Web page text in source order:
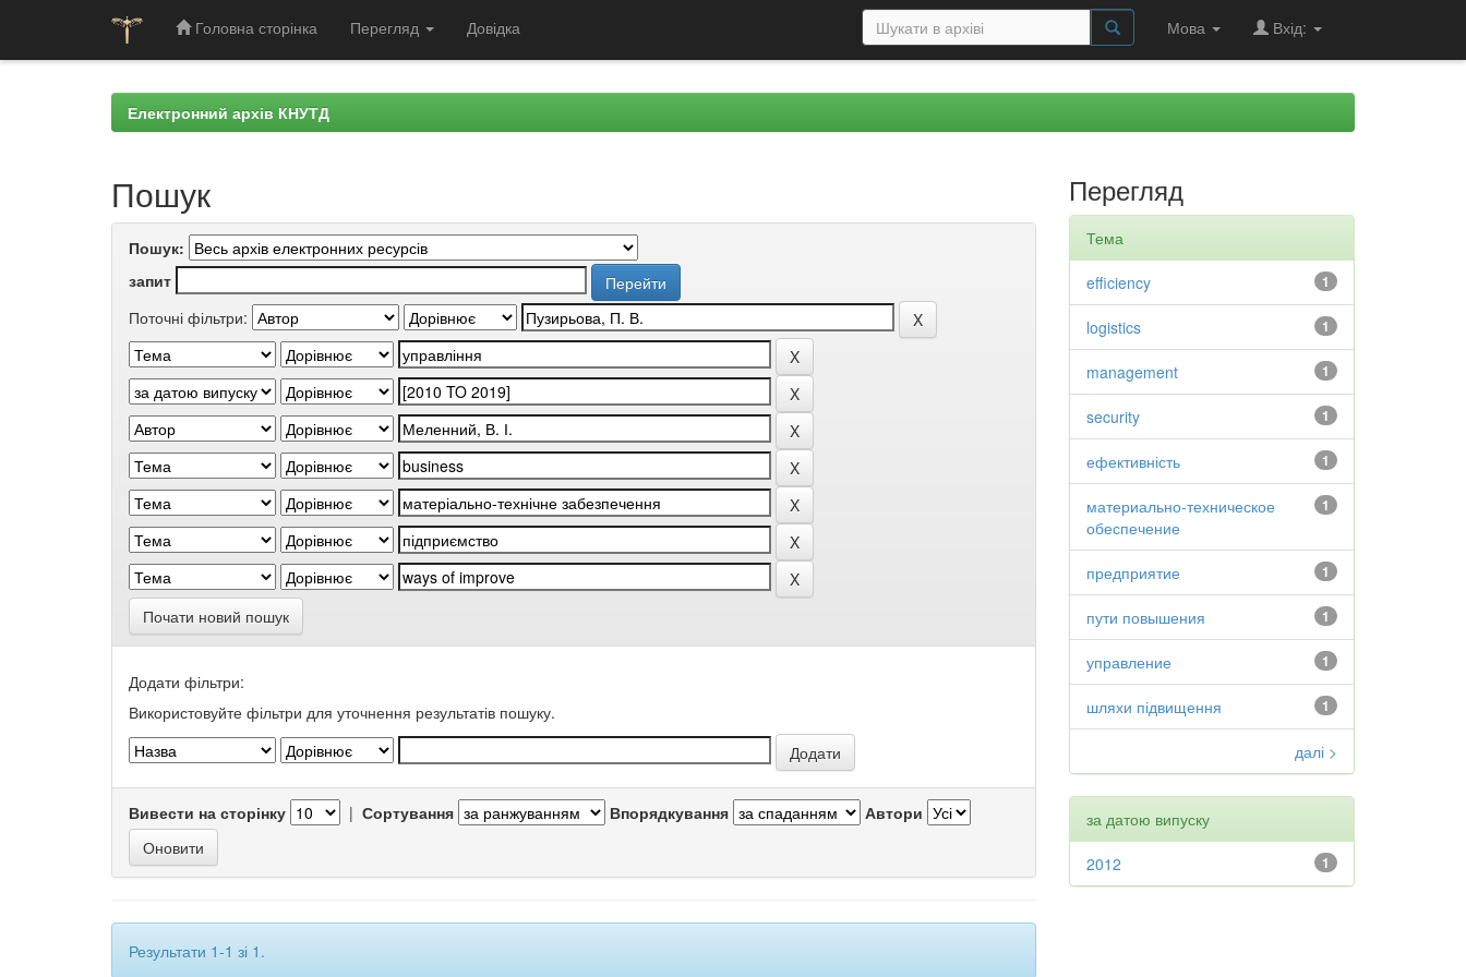
Головна сторінка Перегляд Довідка Мова Вхід:
Електронний архів КНУТД
Пошук
Пошук:
запит
Поточні фільтри:
Почати новий пошук
Додати фільтри:
Використовуйте фільтри для уточнення результатів пошуку.
Вивести на сторінку | Сортування Впорядкування Автори
Результати 1-1 зі 1.
Перегляд
Тема
1
efficiency
1
logistics
1
management
1
security
1
ефективність
1
материально-техническое
обеспечение
1
предприятие
1
пути повышения
1
управление
1
шляхи підвищення
далі >
за датою випуску
1
2012